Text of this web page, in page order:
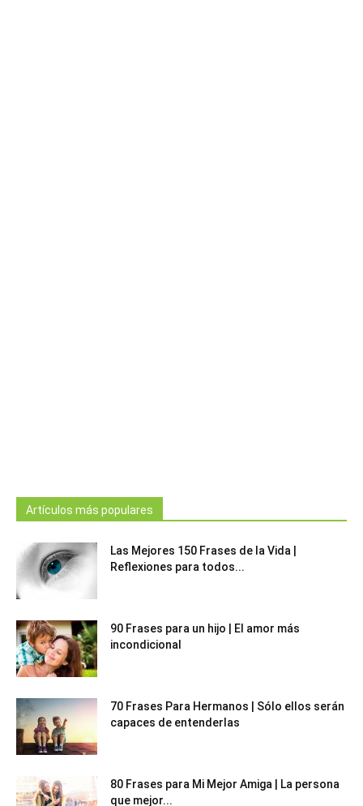
Artículos más populares
Las Mejores 150 Frases de la Vida |
Reflexiones para todos...
90 Frases para un hijo | El amor más
incondicional
70 Frases Para Hermanos | Sólo ellos serán
capaces de entenderlas
80 Frases para Mi Mejor Amiga | La persona
que mejor...